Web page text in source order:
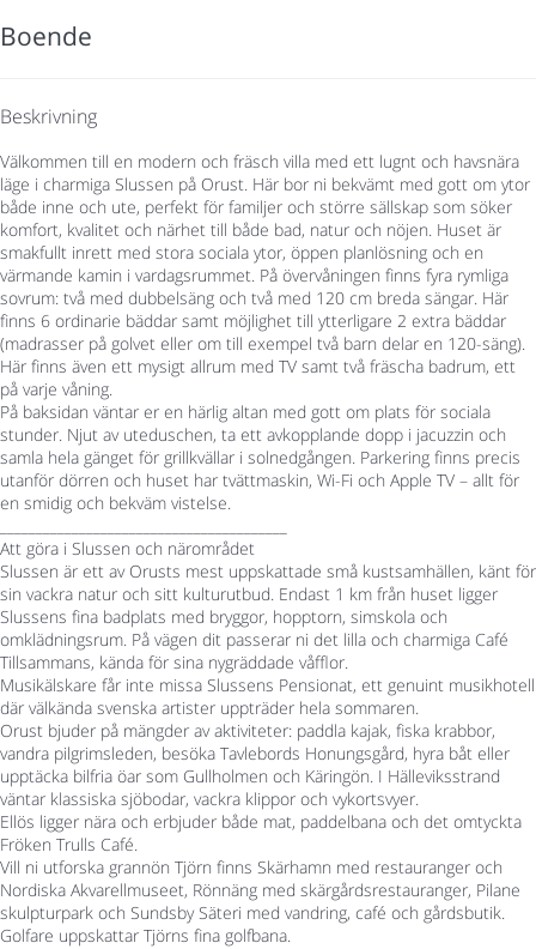
Boende
Beskrivning
Välkommen till en modern och fräsch villa med ett lugnt och havsnära
läge i charmiga Slussen på Orust. Här bor ni bekvämt med gott om ytor
både inne och ute, perfekt för familjer och större sällskap som söker
komfort, kvalitet och närhet till både bad, natur och nöjen. Huset är
smakfullt inrett med stora sociala ytor, öppen planlösning och en
värmande kamin i vardagsrummet. På övervåningen finns fyra rymliga
sovrum: två med dubbelsäng och två med 120 cm breda sängar. Här
finns 6 ordinarie bäddar samt möjlighet till ytterligare 2 extra bäddar
(madrasser på golvet eller om till exempel två barn delar en 120-säng).
Här finns även ett mysigt allrum med TV samt två fräscha badrum, ett
på varje våning.
På baksidan väntar er en härlig altan med gott om plats för sociala
stunder. Njut av uteduschen, ta ett avkopplande dopp i jacuzzin och
samla hela gänget för grillkvällar i solnedgången. Parkering finns precis
utanför dörren och huset har tvättmaskin, Wi-Fi och Apple TV – allt för
en smidig och bekväm vistelse.
Att göra i Slussen och närområdet
Slussen är ett av Orusts mest uppskattade små kustsamhällen, känt för
sin vackra natur och sitt kulturutbud. Endast 1 km från huset ligger
Slussens fina badplats med bryggor, hopptorn, simskola och
omklädningsrum. På vägen dit passerar ni det lilla och charmiga Café
Tillsammans, kända för sina nygräddade våfflor.
Musikälskare får inte missa Slussens Pensionat, ett genuint musikhotell
där välkända svenska artister uppträder hela sommaren.
Orust bjuder på mängder av aktiviteter: paddla kajak, fiska krabbor,
vandra pilgrimsleden, besöka Tavlebords Honungsgård, hyra båt eller
upptäcka bilfria öar som Gullholmen och Käringön. I Hälleviksstrand
väntar klassiska sjöbodar, vackra klippor och vykortsvyer.
Ellös ligger nära och erbjuder både mat, paddelbana och det omtyckta
Fröken Trulls Café.
Vill ni utforska grannön Tjörn finns Skärhamn med restauranger och
Nordiska Akvarellmuseet, Rönnäng med skärgårdsrestauranger, Pilane
skulpturpark och Sundsby Säteri med vandring, café och gårdsbutik.
Golfare uppskattar Tjörns fina golfbana.